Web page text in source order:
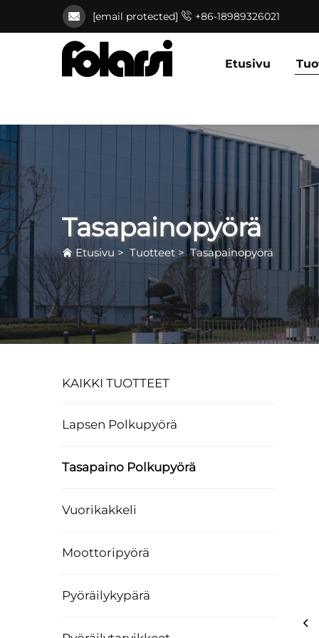
[email protected] +86-18989326021
Etusivu
Tasapainopyörä
Etusivu > Tuotteet >Tasapainopyörä
KAIKKI TUOTTEET
Lapsen Polkupyörä
Tasapaino Polkupyörä
Vuorikakkeli
Moottoripyörä
Pyöräilykypärä